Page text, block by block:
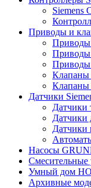
Siemens
Приводы и
Приводы
Приводы
Приводы
Клапаны
Клапаны
Датчики
Датчики
Датчики
Датчики
Насосы
Умный дом
Архивные